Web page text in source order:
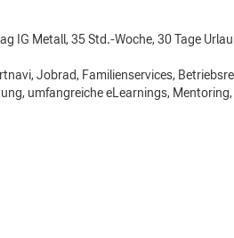
IG Metall, 35 Std.-Woche, 30 Tage
Jobrad, Familienservices,
umfangreiche eLearnings,